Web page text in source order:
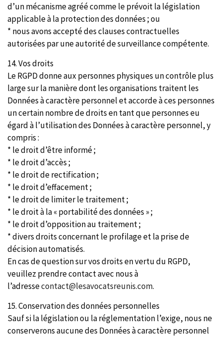
d’un mécanisme agréé comme le prévoit la législation
applicable à la protection des données ; ou
* nous avons accepté des clauses contractuelles
autorisées par une autorité de surveillance compétente.
14. Vos droits
Le RGPD donne aux personnes physiques un contrôle plus
large sur la manière dont les organisations traitent les
Données à caractère personnel et accorde à ces personnes
un certain nombre de droits en tant que personnes eu
égard à l’utilisation des Données à caractère personnel, y
compris :
* le droit d’être informé ;
* le droit d’accès ;
* le droit de rectification ;
* le droit d’effacement ;
* le droit de limiter le traitement ;
* le droit à la « portabilité des données » ;
* le droit d’opposition au traitement ;
* divers droits concernant le profilage et la prise de
décision automatisés.
En cas de question sur vos droits en vertu du RGPD,
veuillez prendre contact avec nous à
l’adressecontact@lesavocatsreunis.com.
15. Conservation des données personnelles
Sauf si la législation ou la réglementation l’exige, nous ne
conserverons aucune des Données à caractère personnel